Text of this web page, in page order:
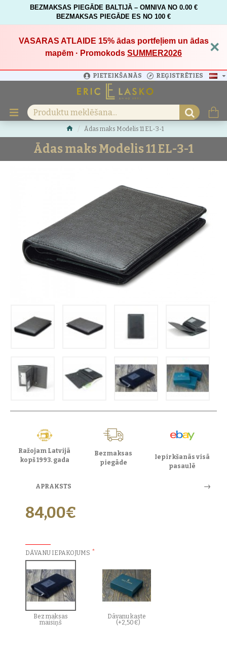
BEZMAKSAS PIEGĀDE BALTIJĀ – OMNIVA NO 0.00 €
BEZMAKSAS PIEGĀDE ES NO 100 €
VASARAS ATLAIDE 15%ādas portfeļiem un ādas
mapēm · Promokods SUMMER2026 ×
PIETEIKŠANĀS REĢISTRĒTIES
Ādas maks Modelis 11 EL-3-1
Ādas maks Modelis 11 EL-3-1
Ražojam Latvijā
kopš 1993. gada
Bezmaksas
piegāde
Iepirkšanās visā
pasaulē
APRAKSTS
84,00€
DĀVANU IEPAKOJUMS
Bez maksas
maisiņš
Dāvanu kaste
(+2,50€)